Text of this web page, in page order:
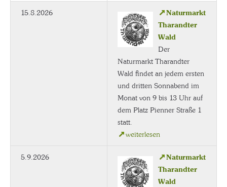
15.8.2026
Naturmarkt
Tharandter
Wald
Der
Naturmarkt Tharandter
Wald findet an jedem ersten
und dritten Sonnabend im
Monat von 9 bis 13 Uhr auf
dem Platz Pienner Straße 1
statt.
weiterlesen
5.9.2026
Naturmarkt
Tharandter
Wald